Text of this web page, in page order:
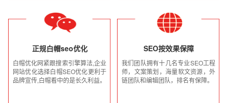
正规白帽seo优化
白帽优化网紧跟搜索引擎算法,企业
网站优化选择白帽SEO优化更利于
品牌宣传,白帽看中的是长久利益。
SEO按效果保障
我们团队拥有十几名专业SEO工程
师，文案策划，海量软文资源，外
链团队和编辑团队，排名有保障。